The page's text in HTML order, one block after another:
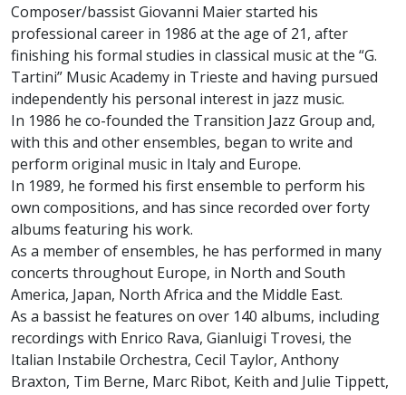
Composer/bassist Giovanni Maier started his
professional career in 1986 at the age of 21, after
finishing his formal studies in classical music at the “G.
Tartini” Music Academy in Trieste and having pursued
independently his personal interest in jazz music.
In 1986 he co-founded the Transition Jazz Group and,
with this and other ensembles, began to write and
perform original music in Italy and Europe.
In 1989, he formed his first ensemble to perform his
own compositions, and has since recorded over forty
albums featuring his work.
As a member of ensembles, he has performed in many
concerts throughout Europe, in North and South
America, Japan, North Africa and the Middle East.
As a bassist he features on over 140 albums, including
recordings with Enrico Rava, Gianluigi Trovesi, the
Italian Instabile Orchestra, Cecil Taylor, Anthony
Braxton, Tim Berne, Marc Ribot, Keith and Julie Tippett,